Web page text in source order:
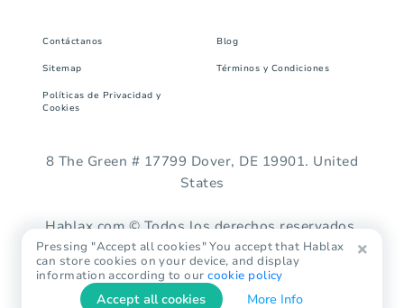
Contáctanos Blog
Sitemap Términos y Condiciones
Políticas de Privacidad y
Cookies
8 The Green # 17799 Dover, DE 19901. United
States
Hablax.com © Todos los derechos reservados.
Pressing "Accept all cookies" You accept that Hablax
can store cookies on your device, and display
information according to ourcookie policy
Accept all cookies More Info